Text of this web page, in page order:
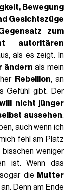
Bewegung
Gesichtszüge
zum
autoritären
als es zeigt. In
ändern als mein
Rebellion, an
Gefühl gibt. Der
will nicht jünger
aussehen.
auch wenn ich
fehl am Platz
weniger
ist. Wenn das
die
Mutter
Denn am Ende